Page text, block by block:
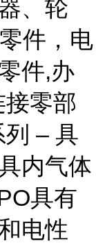
、轮
件，电
件,办
零部
– 具
内气体
具有
电性